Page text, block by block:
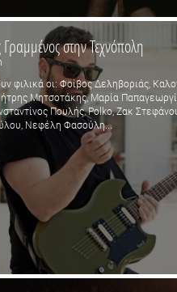
στην Τεχνόπολη
φιλικά οι: Φοίβος Δεληβοριάς,
Μητσοτάκης, Μαρία
Πουλής, Polko, Ζακ
Νεφέλη Φασούλη...